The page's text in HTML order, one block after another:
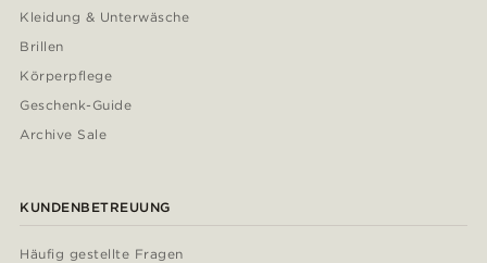
Kleidung & Unterwäsche
Brillen
Körperpflege
Geschenk-Guide
Archive Sale
KUNDENBETREUUNG
Häufig gestellte Fragen